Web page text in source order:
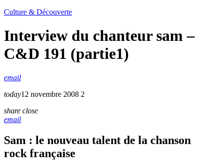
Culture & Découverte
Interview du chanteur sam –
C&D 191 (partie1)
email
today12 novembre 2008 2
share close
email
Sam : le nouveau talent de la chanson
rock française